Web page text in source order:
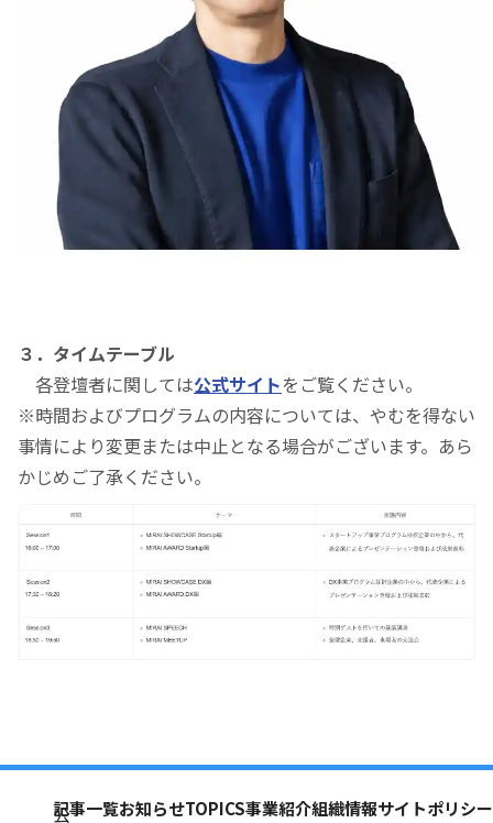
３．タイムテーブル
各登壇者に関しては公式サイトをご覧ください。
※時間およびプログラムの内容については、やむを得ない
事情により変更または中止となる場合がございます。あら
かじめご了承ください。
公
記事一覧お知らせTOPICS事業紹介組織情報サイトポリシー